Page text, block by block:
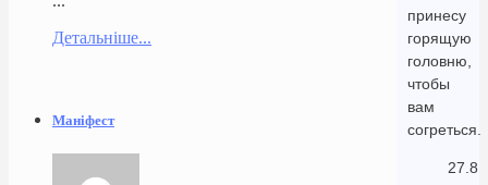
принесу
горящую
головню,
чтобы
вам
согреться.
27.8
Детальніше...
Маніфест